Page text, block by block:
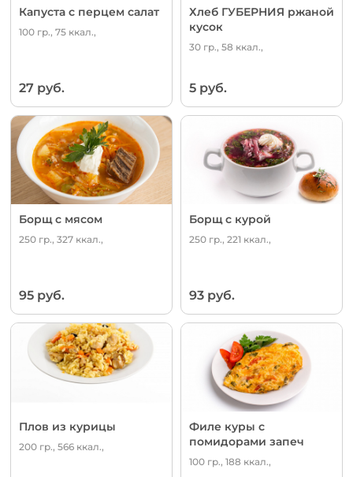
Капуста с перцем салат
100 гр., 75 ккал.,
27 руб.
Хлеб ГУБЕРНИЯ ржаной
кусок
30 гр., 58 ккал.,
5 руб.
Борщ с мясом
250 гр., 327 ккал.,
95 руб.
Борщ с курой
250 гр., 221 ккал.,
93 руб.
Плов из курицы
200 гр., 566 ккал.,
Филе куры с
помидорами запеч
100 гр., 188 ккал.,